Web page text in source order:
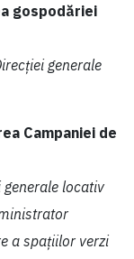
gospodăriei
generale
Campaniei de
locativ
a spațiilor verzi